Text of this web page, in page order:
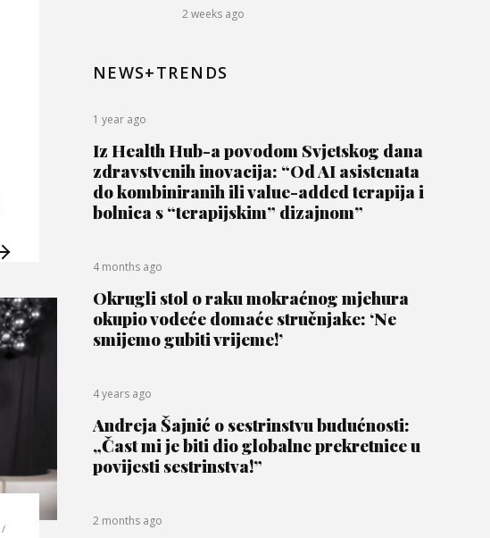
2 weeks ago
NEWS+TRENDS
1 year ago
Iz Health Hub-a povodom Svjetskog dana
zdravstvenih inovacija: “Od AI asistenata
do kombiniranih ili value-added terapija i
bolnica s “terapijskim” dizajnom”
4 months ago
Okrugli stol o raku mokraćnog mjehura
okupio vodeće domaće stručnjake: ‘Ne
smijemo gubiti vrijeme!’
4 years ago
Andreja Šajnić o sestrinstvu budućnosti:
„Čast mi je biti dio globalne prekretnice u
povijesti sestrinstva!”
2 months ago